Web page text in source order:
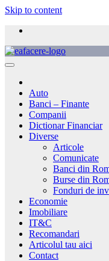
Skip to content
Auto
Banci – Finante
Companii
Dictionar Financiar
Diverse
Articole
Comunicate
Banci din
Burse din
Fonduri de
Economie
Imobiliare
IT&C
Recomandari
Articolul tau aici
Contact